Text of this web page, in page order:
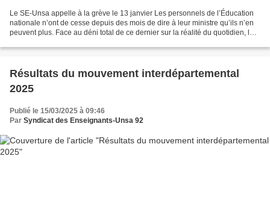
Le SE-Unsa appelle à la grève le 13 janvier Les personnels de l’Éducation
nationale n’ont de cesse depuis des mois de dire à leur ministre qu’ils n’en
peuvent plus. Face au déni total de ce dernier sur la réalité du quotidien, le
Résultats du mouvement interdépartemental
2025
Publié le 15/03/2025 à 09:46
Par Syndicat des Enseignants-Unsa 92